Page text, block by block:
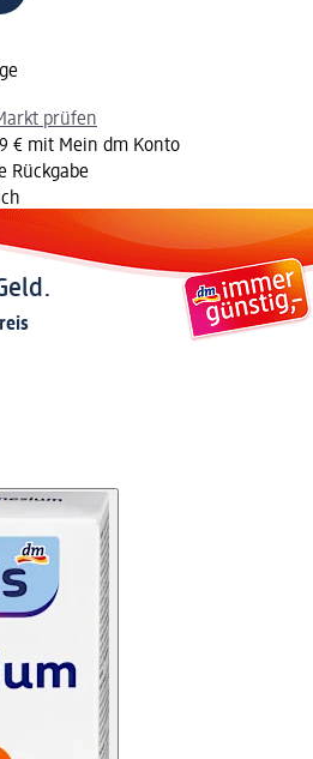
prüfen
€ mit Mein dm Konto
Rückgabe